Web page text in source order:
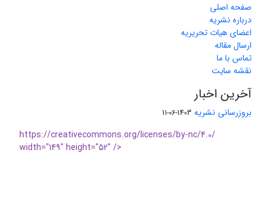
صفحه اصلی
درباره نشریه
اعضای هیات تحریریه
ارسال مقاله
تماس با ما
نقشه سایت
آخرین اخبار
بروزرسانی نشریه 1403-06-11
https://creativecommons.org/licenses/by-nc/4.0/
width="149" height="52" />